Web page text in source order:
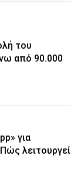
του
από 90.000
για
λειτουργεί